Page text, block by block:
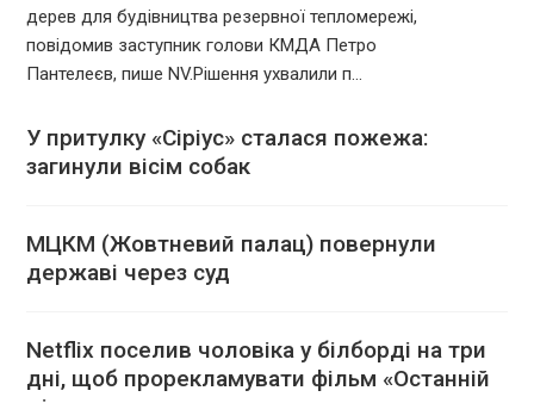
дерев для будівництва резервної тепломережі,
повідомив заступник голови КМДА Петро
Пантелеєв, пише NV.Рішення ухвалили п...
У притулку «Сіріус» сталася пожежа:
загинули вісім собак
МЦКМ (Жовтневий палац) повернули
державі через суд
Netflix поселив чоловіка у білборді на три
дні, щоб прорекламувати фільм «Останній